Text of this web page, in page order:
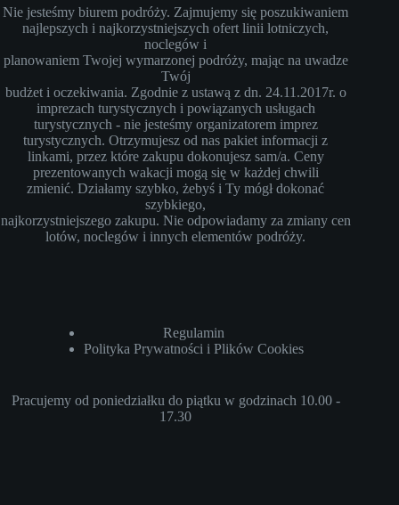
Nie jesteśmy biurem podróży. Zajmujemy się poszukiwaniem
najlepszych i najkorzystniejszych ofert linii lotniczych,
noclegów i
planowaniem Twojej wymarzonej podróży, mając na uwadze
Twój
budżet i oczekiwania. Zgodnie z ustawą z dn. 24.11.2017r. o
imprezach turystycznych i powiązanych usługach
turystycznych - nie jesteśmy organizatorem imprez
turystycznych. Otrzymujesz od nas pakiet informacji z
linkami, przez które zakupu dokonujesz sam/a. Ceny
prezentowanych wakacji mogą się w każdej chwili
zmienić. Działamy szybko, żebyś i Ty mógł dokonać
szybkiego,
najkorzystniejszego zakupu. Nie odpowiadamy za zmiany cen
lotów, noclegów i innych elementów podróży.
Regulamin
Polityka Prywatności i Plików Cookies
Pracujemy od poniedziałku do piątku w godzinach 10.00 -
17.30